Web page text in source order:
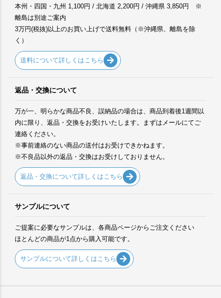
本州・四国・九州 1,100円 / 北海道 2,200円 / 沖縄県 3,850円 ※
離島は別途ご案内
3万円(税抜)以上のお買い上げで送料無料（※沖縄県、離島を除
く）
送料について詳しくはこちら
返品・交換について
万が一、明らかな商品不良、誤納品の場合は、商品到着後1週間以
内に限り、返品・交換をお受けいたします。まずはメールにてご
連絡ください。
※事前連絡のない商品の送付はお受けできかねます。
※不良品以外の返品・交換はお受けしておりません。
返品・交換について詳しくはこちら
サンプルについて
ご提案に必要なサンプルは、各商品ページからご注文ください
ほとんどの商品が1点から購入可能です。
サンプルについて詳しくはこちら